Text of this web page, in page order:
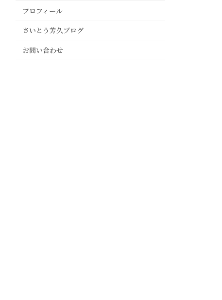
プロフィール
さいとう芳久ブログ
お問い合わせ